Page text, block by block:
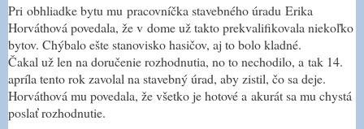
Pri obhliadke bytu mu pracovníčka stavebného úradu Erika
Horváthová povedala, že v dome už takto prekvalifikovala niekoľko
bytov. Chýbalo ešte stanovisko hasičov, aj to bolo kladné.
Čakal už len na doručenie rozhodnutia, no to nechodilo, a tak 14.
apríla tento rok zavolal na stavebný úrad, aby zistil, čo sa deje.
Horváthová mu povedala, že všetko je hotové a akurát sa mu chystá
poslať rozhodnutie.